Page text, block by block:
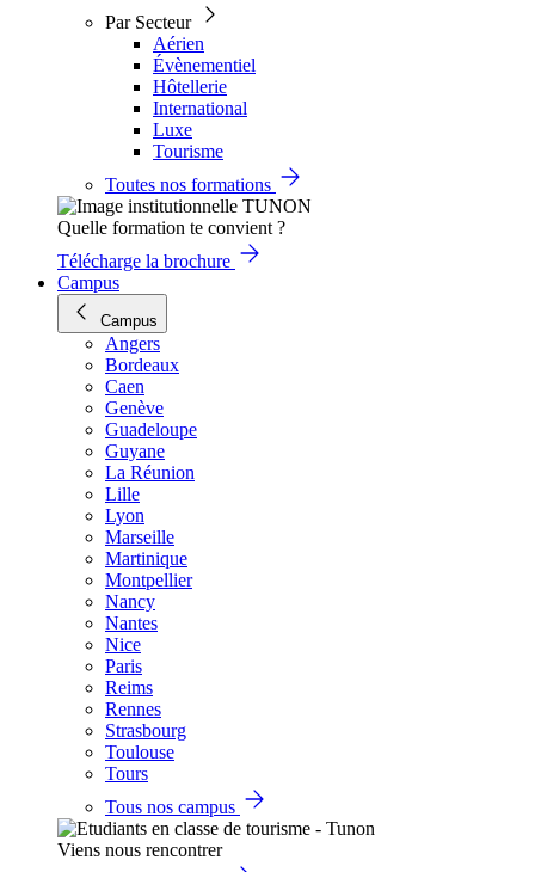
Par Secteur
Aérien
Évènementiel
Hôtellerie
International
Luxe
Tourisme
Toutes nos formations
Quelle formation te convient ?
Télécharge la brochure
Campus
Campus
Angers
Bordeaux
Caen
Genève
Guadeloupe
Guyane
La Réunion
Lille
Lyon
Marseille
Martinique
Montpellier
Nancy
Nantes
Nice
Paris
Reims
Rennes
Strasbourg
Toulouse
Tours
Tous nos campus
Viens nous rencontrer